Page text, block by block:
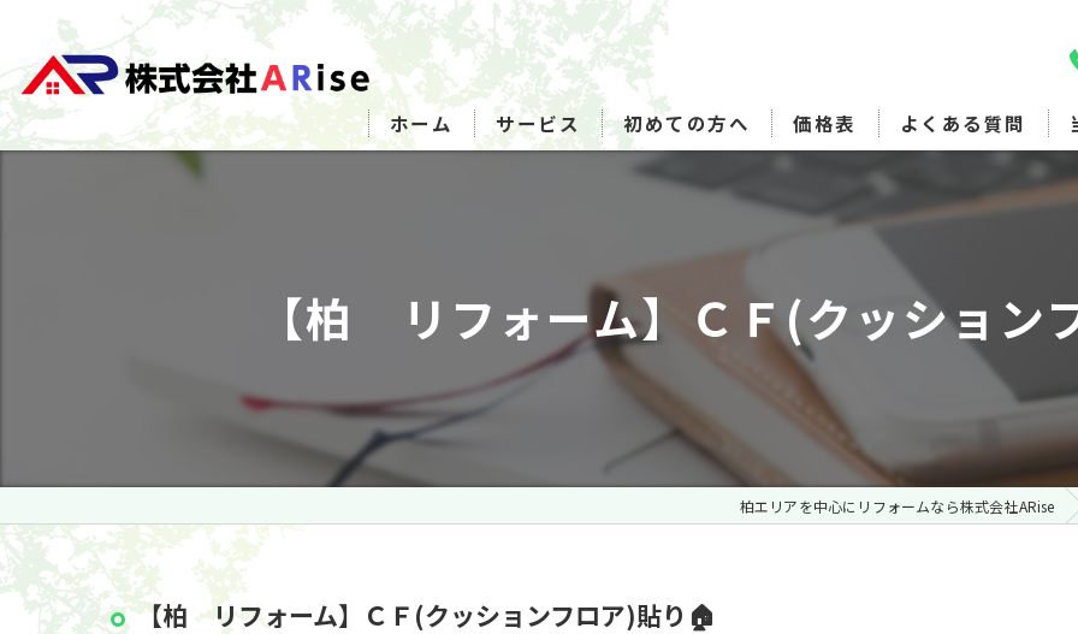
ホーム サービス 初めての方へ 価格表 よくある質問
【柏 リフォーム】ＣＦ(クッション
柏エリアを中心にリフォームなら株式会社ARise
【柏 リフォーム】ＣＦ(クッションフロア)貼り🏠